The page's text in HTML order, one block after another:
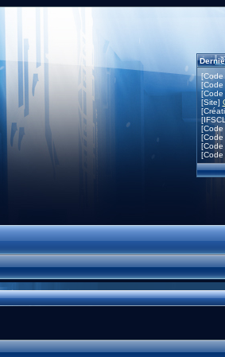
[Code
[Code
[Site]
[Code
[Code
[Code
[Code